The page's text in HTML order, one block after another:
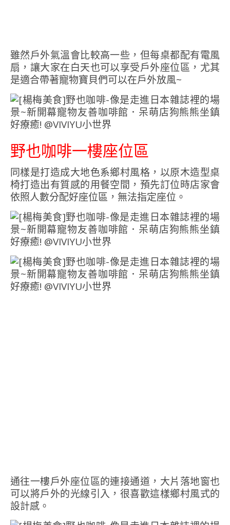
雖然戶外氣溫會比較高一些，但每桌都配有電風
扇，讓大家在白天也可以享受戶外座位區，尤其
是適合帶著寵物寶貝們可以在戶外放風~
野也咖啡一樓座位區
同樣是打造成大地色系鄉村風格，以原木造型桌
椅打造出有質感的用餐空間，預先訂位時店家會
依照人數分配好座位區，無法指定座位。
通往一樓戶外座位區的連接通道，大片落地窗也
可以將戶外的光線引入，很喜歡這樣鄉村風式的
設計感。